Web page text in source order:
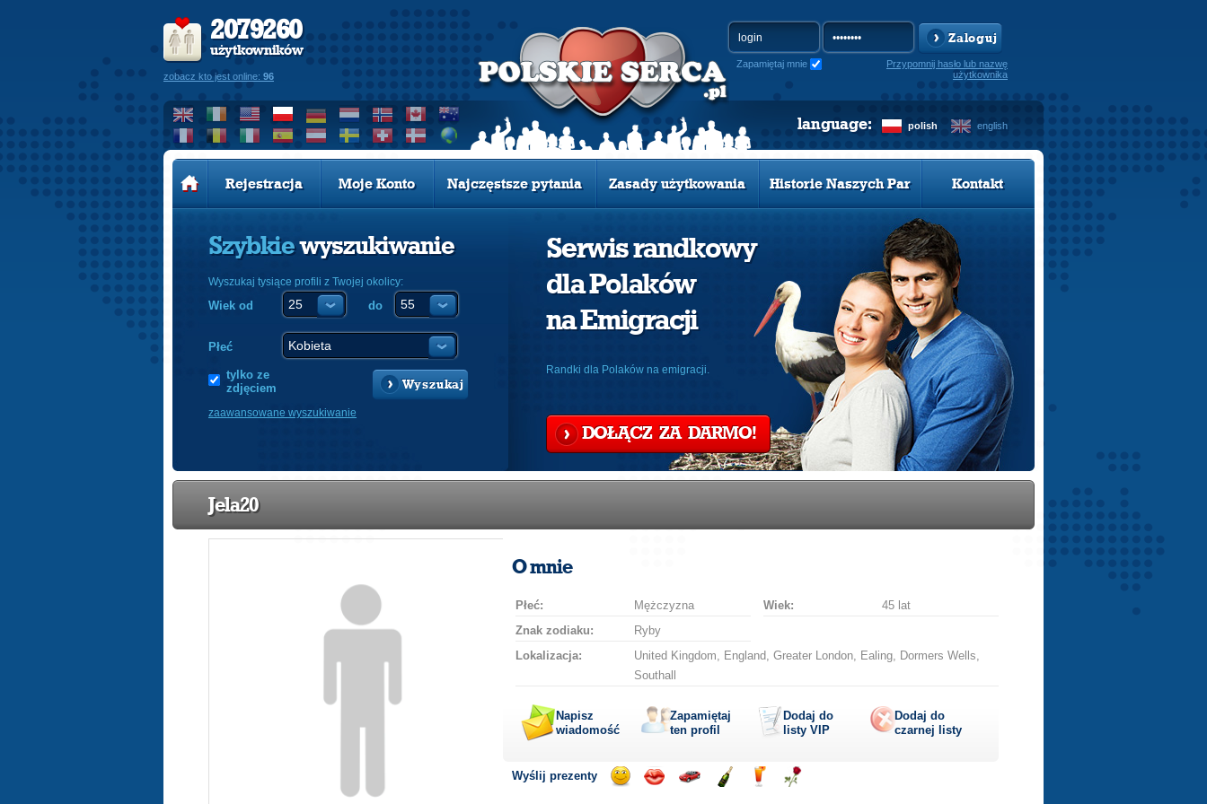
2079260
użytkowników
zobacz kto jest online: 96
Zaloguj
Zapamiętaj mnie
Przypomnij hasło lub nazwę
użytkownika
polish english
language:
Rejestracja Moje Konto Najczęstsze pytania Zasady użytkowania Historie Naszych Par Kontakt
Szybkiewyszukiwanie
Wyszukaj tysiące profili z Twojej okolicy:
Wiek od do
Płeć
tylko ze
zdjęciem
Wyszukaj
zaawansowane wyszukiwanie
Serwis randkowy
dla Polaków
na Emigracji
Randki dla Polaków na emigracji.
DOŁĄCZ ZA DARMO!
Jela20
O mnie
Płeć: Mężczyzna Wiek:
45 lat
Znak zodiaku:
Ryby
Lokalizacja:
United Kingdom, England, Greater London, Ealing, Dormers Wells,
Southall
Napisz
wiadomość
Zapamiętaj
ten profil
Dodaj do
listy VIP
Dodaj do
czarnej listy
Wyślij prezenty